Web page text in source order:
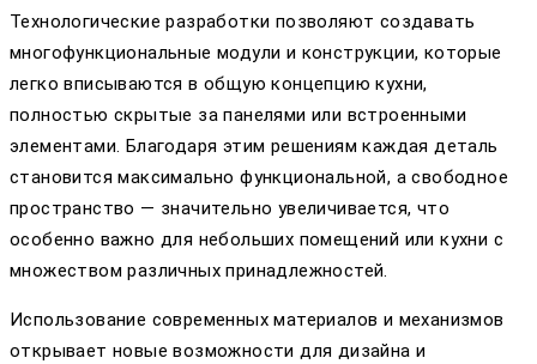
Технологические разработки позволяют создавать
многофункциональные модули и конструкции, которые
легко вписываются в общую концепцию кухни,
полностью скрытые за панелями или встроенными
элементами. Благодаря этим решениям каждая деталь
становится максимально функциональной, а свободное
пространство — значительно увеличивается, что
особенно важно для небольших помещений или кухни с
множеством различных принадлежностей.
Использование современных материалов и механизмов
открывает новые возможности для дизайна и